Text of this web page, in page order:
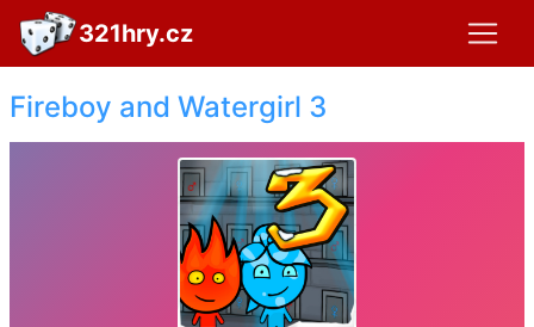
321hry.cz
Fireboy and Watergirl 3